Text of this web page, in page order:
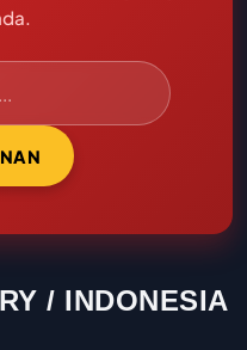
/ INDONESIA